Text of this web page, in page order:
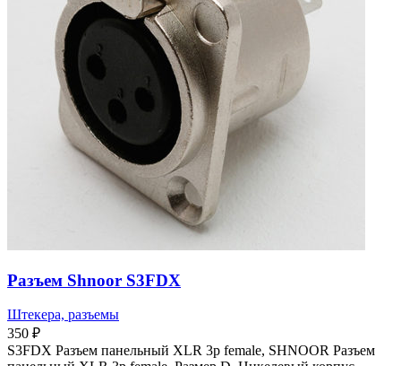
Разъем Shnoor S3FDX
Штекера, разъемы
350 ₽
S3FDX Разъем панельный XLR 3p female, SHNOOR Разъем